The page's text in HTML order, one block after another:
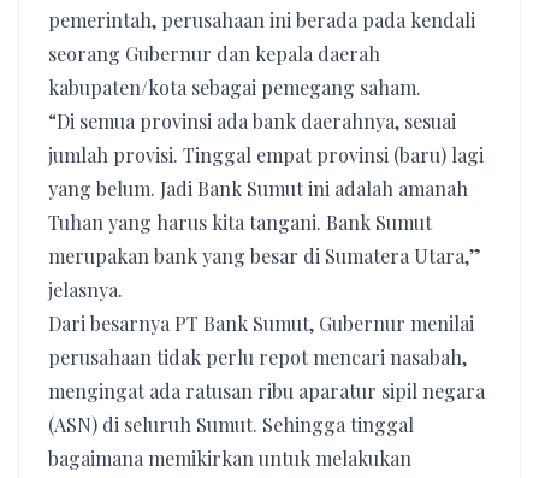
pemerintah, perusahaan ini berada pada kendali
seorang Gubernur dan kepala daerah
kabupaten/kota sebagai pemegang saham.
“Di semua provinsi ada bank daerahnya, sesuai
jumlah provisi. Tinggal empat provinsi (baru) lagi
yang belum. Jadi Bank Sumut ini adalah amanah
Tuhan yang harus kita tangani. Bank Sumut
merupakan bank yang besar di Sumatera Utara,”
jelasnya.
Dari besarnya PT Bank Sumut, Gubernur menilai
perusahaan tidak perlu repot mencari nasabah,
mengingat ada ratusan ribu aparatur sipil negara
(ASN) di seluruh Sumut. Sehingga tinggal
bagaimana memikirkan untuk melakukan